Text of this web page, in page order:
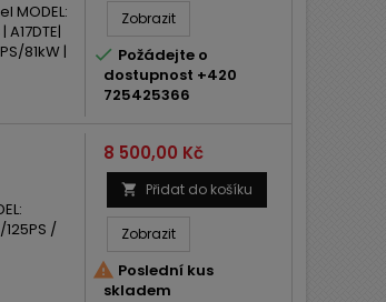
MODEL:
81kW |
Zobrazit
 Požádejte o
dostupnost +420
725425366
125PS /
Cena
8 500,00 Kč
 Přidat do košíku
Zobrazit
 Poslední kus
skladem